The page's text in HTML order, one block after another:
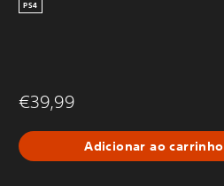
PS4
€39,99
Adicionar ao carrinho